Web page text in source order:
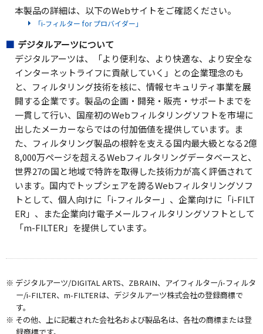
本製品の詳細は、以下のWebサイトをご確認ください。
「i-フィルター for プロバイダー」
デジタルアーツについて
デジタルアーツは、「より便利な、より快適な、より安全な
インターネットライフに貢献していく」との企業理念のも
と、フィルタリング技術を核に、情報セキュリティ事業を展
開する企業です。製品の企画・開発・販売・サポートまでを
一貫して行い、国産初のWebフィルタリングソフトを市場に
出したメーカーならではの付加価値を提供しています。ま
た、フィルタリング製品の根幹を支える国内最大級となる2億
8,000万ページを超えるWebフィルタリングデータベースと、
世界27の国と地域で特許を取得した技術力が高く評価されて
います。国内でトップシェアを誇るWebフィルタリングソフ
トとして、個人向けに「i-フィルター」、企業向けに「i-FILT
ER」、また企業向け電子メールフィルタリングソフトとして
「m-FILTER」を提供しています。
※ デジタルアーツ/DIGITAL ARTS、ZBRAIN、アイフィルター/i-フィルタ
ー/i-FILTER、m-FILTERは、デジタルアーツ株式会社の登録商標で
す。
※ その他、上に記載された会社名および製品名は、各社の商標または登